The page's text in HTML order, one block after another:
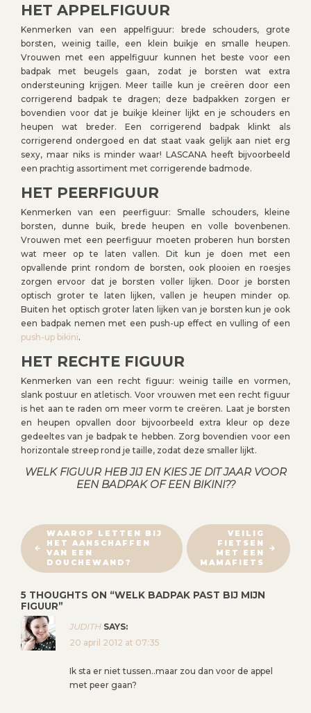
HET APPELFIGUUR
Kenmerken van een appelfiguur: brede schouders, grote
borsten, weinig taille, een klein buikje en smalle heupen.
Vrouwen met een appelfiguur kunnen het beste voor een
badpak met beugels gaan, zodat je borsten wat extra
ondersteuning krijgen. Meer taille kun je creëren door een
corrigerend badpak te dragen; deze badpakken zorgen er
bovendien voor dat je buikje kleiner lijkt en je schouders en
heupen wat breder. Een corrigerend badpak klinkt als
corrigerend ondergoed en dat staat vaak gelijk aan niet erg
sexy, maar niks is minder waar! LASCANA heeft bijvoorbeeld
een prachtig assortiment met corrigerende badmode.
HET PEERFIGUUR
Kenmerken van een peerfiguur: Smalle schouders, kleine
borsten, dunne buik, brede heupen en volle bovenbenen.
Vrouwen met een peerfiguur moeten proberen hun borsten
wat meer op te laten vallen. Dit kun je doen met een
opvallende print rondom de borsten, ook plooien en roesjes
zorgen ervoor dat je borsten voller lijken. Door je borsten
optisch groter te laten lijken, vallen je heupen minder op.
Buiten het optisch groter laten lijken van je borsten kun je ook
een badpak nemen met een push-up effect en vulling of een
push-up bikini.
HET RECHTE FIGUUR
Kenmerken van een recht figuur: weinig taille en vormen,
slank postuur en atletisch. Voor vrouwen met een recht figuur
is het aan te raden om meer vorm te creëren. Laat je borsten
en heupen opvallen door bijvoorbeeld extra kleur op deze
gedeeltes van je badpak te hebben. Zorg bovendien voor een
horizontale streep rond je taille, zodat deze smaller lijkt.
WELK FIGUUR HEB JIJ EN KIES JE DIT JAAR VOOR
EEN BADPAK OF EEN BIKINI??
B
E
R
C
H
T
N
WAAROP LETTEN BIJ
HET AANSCHAFFEN
VAN EEN
DOUCHEWAND?
VEILIG
FIETSEN
MET EEN
MAMAFIETS
5 THOUGHTS ON “WELK BADPAK PAST BIJ MIJN
FIGUUR”
JUDITH SAYS:
20 april 2012 at 07:35
Ik sta er niet tussen..maar zou dan voor de appel
met peer gaan?